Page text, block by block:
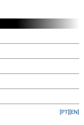
[EN]
[PT]